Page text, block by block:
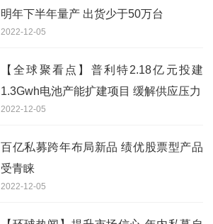
明年下半年量产 出货少于50万台
2022-12-05
【全球聚看点】普利特2.18亿元投建
1.3Gwh电池产能扩建项目 缓解供应压力
2022-12-05
百亿私募跨年布局新品 绩优股票型产品
受青睐
2022-12-05